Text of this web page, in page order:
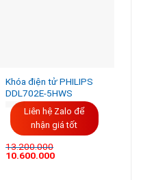
Khóa điện tử PHILIPS
DDL702E-5HWS
Liên hệ Zalo để
nhận giá tốt
13.200.000
10.600.000